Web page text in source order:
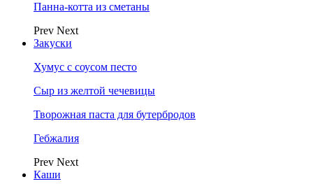
Панна-котта из сметаны
Prev Next
Закуски
Хумус с соусом песто
Сыр из желтой чечевицы
Творожная паста для бутербродов
Гебжалия
Prev Next
Каши